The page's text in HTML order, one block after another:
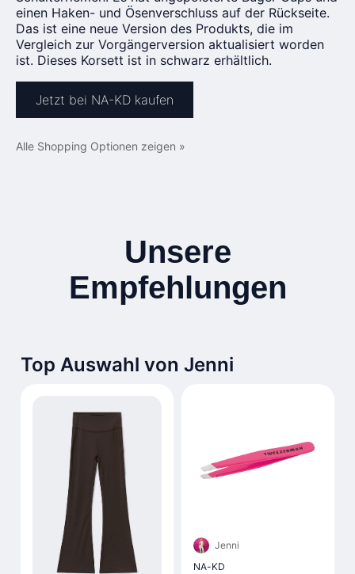
einen Haken- und Ösenverschluss auf der Rückseite.
Das ist eine neue Version des Produkts, die im
Vergleich zur Vorgängerversion aktualisiert worden
ist. Dieses Korsett ist in schwarz erhältlich.
Jetzt bei NA-KD kaufen
Alle Shopping Optionen zeigen »
Unsere
Empfehlungen
Top Auswahl von Jenni
Jenni
NA-KD